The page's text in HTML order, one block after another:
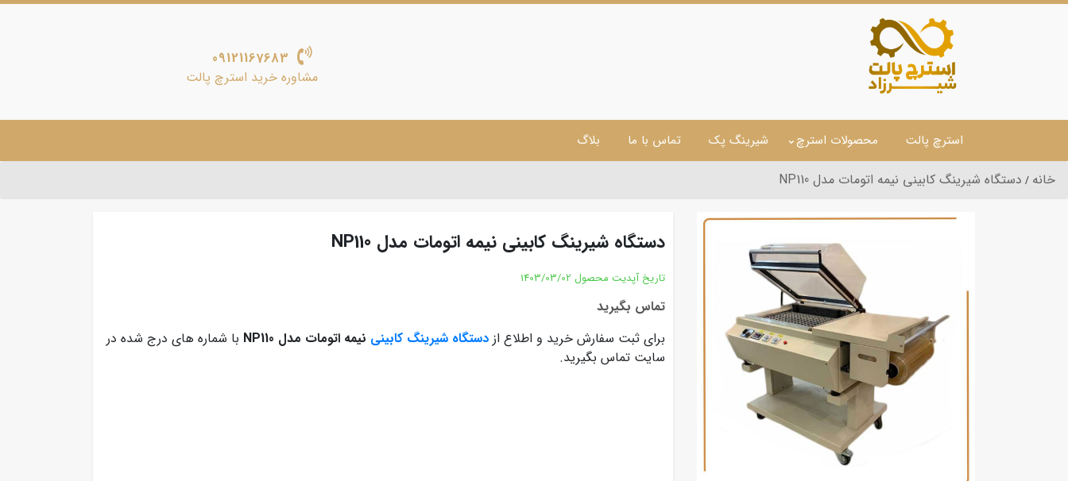
09121167683
مشاوره خرید استرچ پالت
استرچ پالت محصولات استرچ شیرینگ پک تماس با ما بلاگ
خانه دستگاه شیرینگ کابینی نیمه اتومات مدل NP110
دستگاه شیرینگ کابینی نیمه اتومات مدل NP110
تاریخ آپدیت محصول 1403/03/02
تماس بگیرید
برای ثبت سفارش خرید و اطلاع از دستگاه شیرینگ کابینی نیمه اتومات مدل NP110
با شماره های درج شده در
سایت تماس بگیرید.